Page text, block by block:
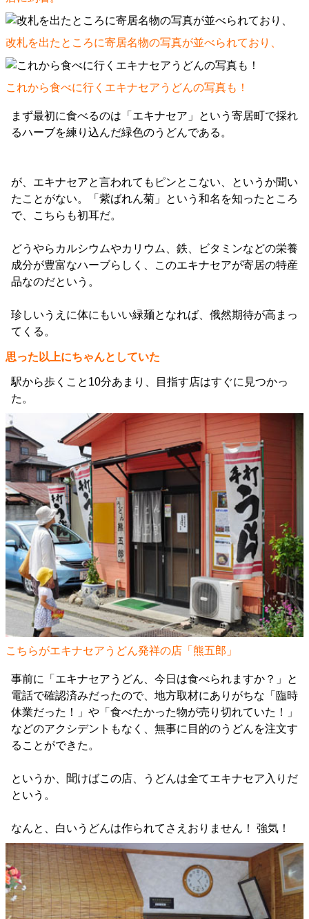
改札を出たところに寄居名物の写真が並べられており、
これから食べに行くエキナセアうどんの写真も！
まず最初に食べるのは「エキナセア」という寄居町で採れ
るハーブを練り込んだ緑色のうどんである。
が、エキナセアと言われてもピンとこない、というか聞い
たことがない。「紫ばれん菊」という和名を知ったところ
で、こちらも初耳だ。
どうやらカルシウムやカリウム、鉄、ビタミンなどの栄養
成分が豊富なハーブらしく、このエキナセアが寄居の特産
品なのだという。
珍しいうえに体にもいい緑麺となれば、俄然期待が高まっ
てくる。
思った以上にちゃんとしていた
駅から歩くこと10分あまり、目指す店はすぐに見つかっ
た。
こちらがエキナセアうどん発祥の店「熊五郎」
事前に「エキナセアうどん、今日は食べられますか？」と
電話で確認済みだったので、地方取材にありがちな「臨時
休業だった！」や「食べたかった物が売り切れていた！」
などのアクシデントもなく、無事に目的のうどんを注文す
ることができた。
というか、聞けばこの店、うどんは全てエキナセア入りだ
という。
なんと、白いうどんは作られてさえおりません！ 強気！